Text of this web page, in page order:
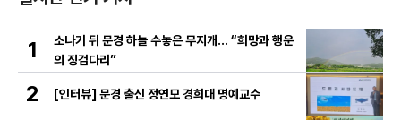
1
소나기 뒤 문경 하늘 수놓은 무지개… “희망과 행운
의 징검다리”
2 [인터뷰] 문경 출신 정연모 경희대 명예교수